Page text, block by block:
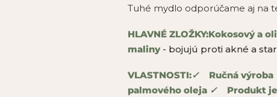
Tuhé mydlo odporúčame aj na
HLAVNÉ ZLOŽKY:Kokosový a
maliny- bojujú proti akné a
VLASTNOSTI:✓ Ručná výroba
palmového oleja ✓ Produkt